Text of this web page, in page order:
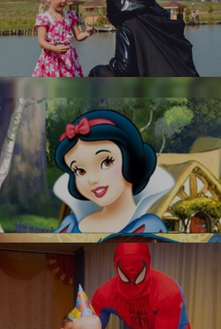
УЗНАТЬ БОЛЬШЕ
Малефисента
УЗНАТЬ БОЛЬШЕ
Белоснежка
Новинка!
Бесплатная фотосъемка *
УЗНАТЬ БОЛЬШЕ
Красавица и Чудовище